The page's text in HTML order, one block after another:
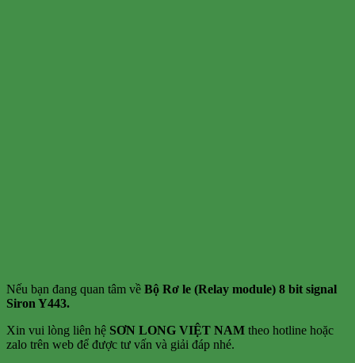
Nếu bạn đang quan tâm về Bộ Rơ le (Relay module) 8 bit signal
Siron Y443.
Xin vui lòng liên hệ SƠN LONG VIỆT NAM theo hotline hoặc
zalo trên web để được tư vấn và giải đáp nhé.